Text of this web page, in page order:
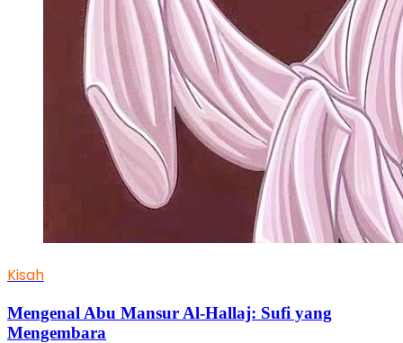
Kisah
Mengenal Abu Mansur Al-Hallaj: Sufi yang
Mengembara